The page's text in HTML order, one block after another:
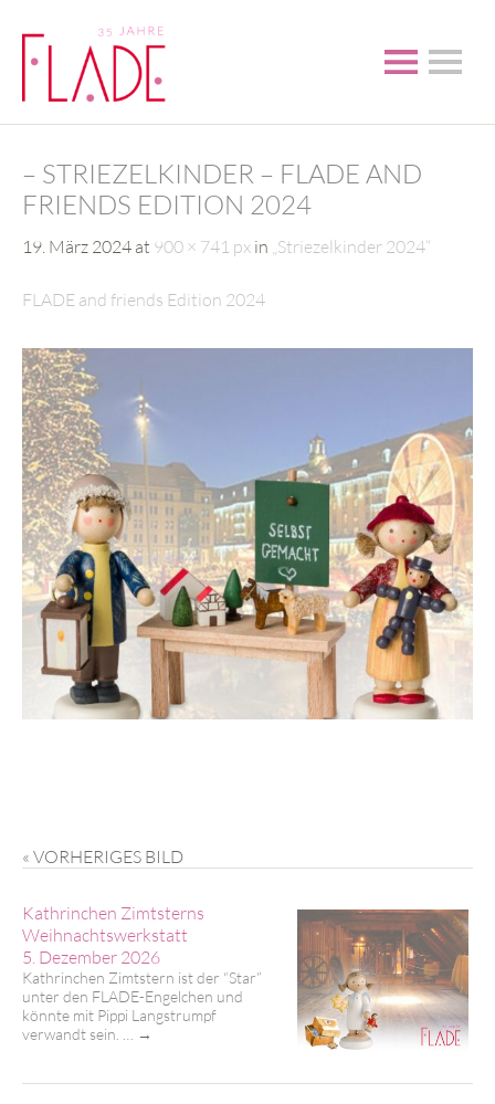
– STRIEZELKINDER – FLADE AND
FRIENDS EDITION 2024
19. März 2024 at 900 × 741 px in „Striezelkinder 2024“
FLADE and friends Edition 2024
« VORHERIGES BILD
Kathrinchen Zimtsterns
Weihnachtswerkstatt
5. Dezember 2026
Kathrinchen Zimtstern ist der “Star”
unter den FLADE-Engelchen und
könnte mit Pippi Langstrumpf
verwandt sein. …
→